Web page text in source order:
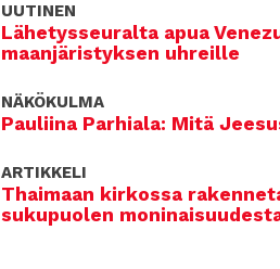
UUTINEN
Lähetysseuralta apua
maanjäristyksen uhreille
NÄKÖKULMA
Pauliina Parhiala: Mitä
ARTIKKELI
Thaimaan kirkossa
sukupuolen